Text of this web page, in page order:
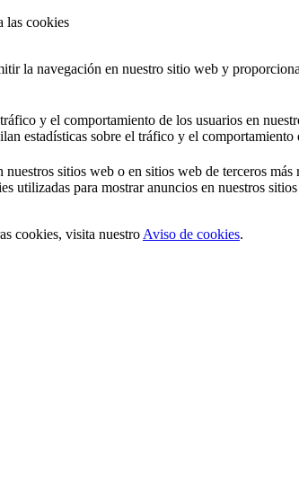
las cookies
la navegación en nuestro sitio web y
y el comportamiento de los usuarios en
estadísticas sobre el tráfico y el
sitios web o en sitios web de terceros
utilizadas para mostrar anuncios en nuestros
cookies, visita nuestro Aviso de cookies.